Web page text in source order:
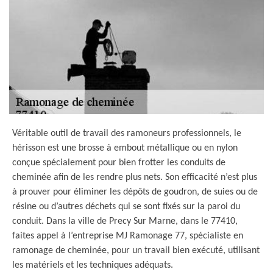
Véritable outil de travail des ramoneurs professionnels, le
hérisson est une brosse à embout métallique ou en nylon
conçue spécialement pour bien frotter les conduits de
cheminée afin de les rendre plus nets. Son efficacité n’est plus
à prouver pour éliminer les dépôts de goudron, de suies ou de
résine ou d’autres déchets qui se sont fixés sur la paroi du
conduit. Dans la ville de Precy Sur Marne, dans le 77410,
faites appel à l’entreprise MJ Ramonage 77, spécialiste en
ramonage de cheminée, pour un travail bien exécuté, utilisant
les matériels et les techniques adéquats.